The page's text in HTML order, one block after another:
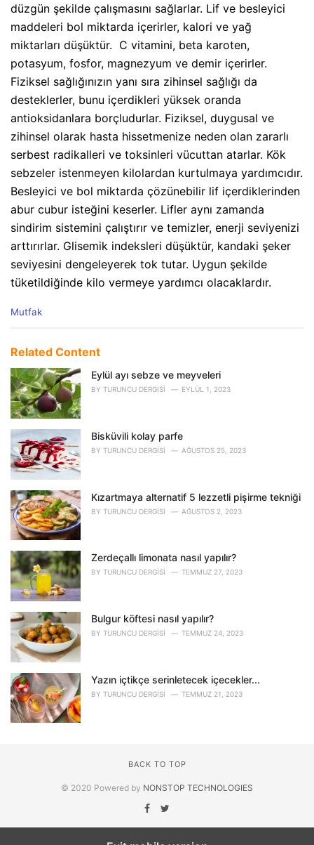
düzgün şekilde çalışmasını sağlarlar. Lif ve besleyici
maddeleri bol miktarda içerirler, kalori ve yağ
miktarları düşüktür. C vitamini, beta karoten,
potasyum, fosfor, magnezyum ve demir içerirler.
Fiziksel sağlığınızın yanı sıra zihinsel sağlığı da
desteklerler, bunu içerdikleri yüksek oranda
antioksidanlara borçludurlar. Fiziksel, duygusal ve
zihinsel olarak hasta hissetmenize neden olan zararlı
serbest radikalleri ve toksinleri vücuttan atarlar. Kök
sebzeler istenmeyen kilolardan kurtulmaya yardımcıdır.
Besleyici ve bol miktarda çözünebilir lif içerdiklerinden
abur cubur isteğini keserler. Lifler aynı zamanda
sindirim sistemini çalıştırır ve temizler, enerji seviyenizi
arttırırlar. Glisemik indeksleri düşüktür, kandaki şeker
seviyesini dengeleyerek tok tutar. Uygun şekilde
tüketildiğinde kilo vermeye yardımcı olacaklardır.
C
e
o
r
i
e
:
Mutfak
Related Content
Eylül ayı sebze ve meyveleri
BY TURUNCU DERGISI EYLÜL 1, 2023
Bisküvili kolay parfe
BY TURUNCU DERGISI AĞUSTOS 25, 2023
Kızartmaya alternatif 5 lezzetli pişirme tekniği
BY TURUNCU DERGISI AĞUSTOS 2, 2023
Zerdeçallı limonata nasıl yapılır?
BY TURUNCU DERGISI TEMMUZ 27, 2023
Bulgur köftesi nasıl yapılır?
BY TURUNCU DERGISI TEMMUZ 24, 2023
Yazın içtikçe serinletecek içecekler...
BY TURUNCU DERGISI TEMMUZ 21, 2023
BACK TO TOP
© 2020 Powered by NONSTOP TECHNOLOGIES